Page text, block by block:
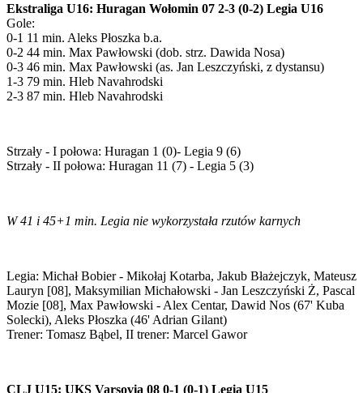
Ekstraliga U16: Huragan Wołomin 07 2-3 (0-2) Legia U16
Gole:
0-1 11 min. Aleks Płoszka b.a.
0-2 44 min. Max Pawłowski (dob. strz. Dawida Nosa)
0-3 46 min. Max Pawłowski (as. Jan Leszczyński, z dystansu)
1-3 79 min. Hleb Navahrodski
2-3 87 min. Hleb Navahrodski
Strzały - I połowa: Huragan 1 (0)- Legia 9 (6)
Strzały - II połowa: Huragan 11 (7) - Legia 5 (3)
W 41 i 45+1 min. Legia nie wykorzystała rzutów karnych
Legia: Michał Bobier - Mikołaj Kotarba, Jakub Błażejczyk, Mateusz
Lauryn [08], Maksymilian Michałowski - Jan Leszczyński Ż, Pascal
Mozie [08], Max Pawłowski - Alex Centar, Dawid Nos (67' Kuba
Solecki), Aleks Płoszka (46' Adrian Gilant)
Trener: Tomasz Bąbel, II trener: Marcel Gawor
CLJ U15: UKS Varsovia 08 0-1 (0-1) Legia U15